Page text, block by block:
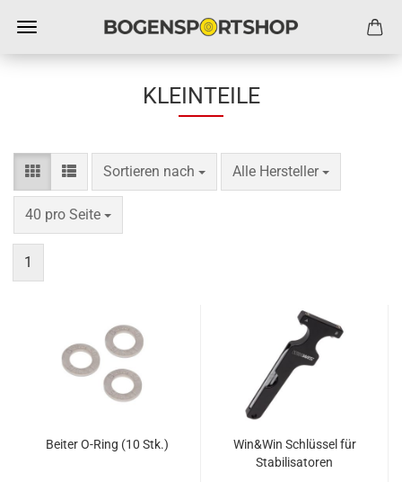
KLEINTEILE
Sortieren nach
Sortieren nach Alle Hersteller
pro Seite
40 pro Seite
pro Seite
1
Beiter O-Ring (10 Stk.)
Win&Win Schlüssel für
Stabilisatoren